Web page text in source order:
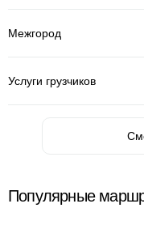
Межгород
Услуги грузчиков
Популярные